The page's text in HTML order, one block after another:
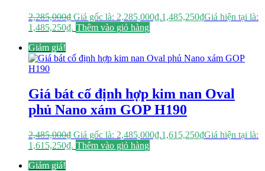
2,285,000₫ Giá gốc là: 2,285,000₫.1,485,250₫Giá hiện tại là:
1,485,250₫. Thêm vào giỏ hàng
Giảm giá!
Giá bát cố định hợp kim nan Oval
phủ Nano xám GOP H190
2,485,000₫ Giá gốc là: 2,485,000₫.1,615,250₫Giá hiện tại là:
1,615,250₫. Thêm vào giỏ hàng
Giảm giá!